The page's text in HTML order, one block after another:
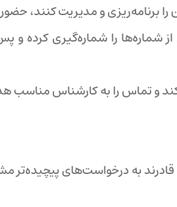
برنامه‌ریزی و مدیریت کنند، حضور
از شماره‌ها را شماره‌گیری
و تماس را به کارشناس مناسب
قادرند به درخواست‌های پیچیده‌تر